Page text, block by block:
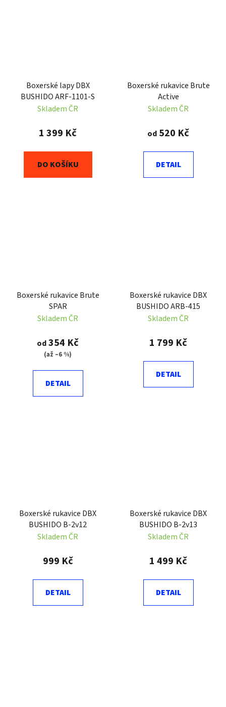
Boxerské lapy DBX
BUSHIDO ARF-1101-S
Skladem ČR
1 399 Kč
DO KOŠÍKU
Boxerské rukavice Brute
Active
Skladem ČR
od 520 Kč
DETAIL
Boxerské rukavice Brute
SPAR
Skladem ČR
od354 Kč
(až –6 %)
DETAIL
Boxerské rukavice DBX
BUSHIDO ARB-415
Skladem ČR
1 799 Kč
DETAIL
Boxerské rukavice DBX
BUSHIDO B-2v12
Skladem ČR
999 Kč
DETAIL
Boxerské rukavice DBX
BUSHIDO B-2v13
Skladem ČR
1 499 Kč
DETAIL